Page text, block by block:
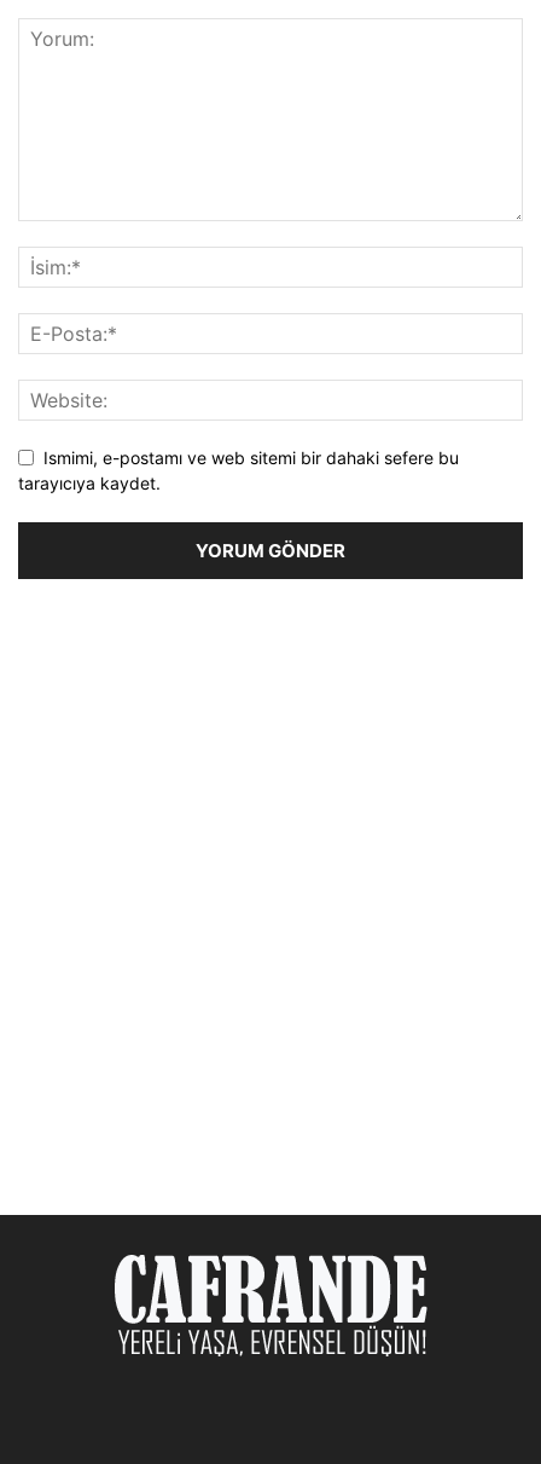
Ismimi, e-postamı ve web sitemi bir dahaki sefere bu
tarayıcıya kaydet.